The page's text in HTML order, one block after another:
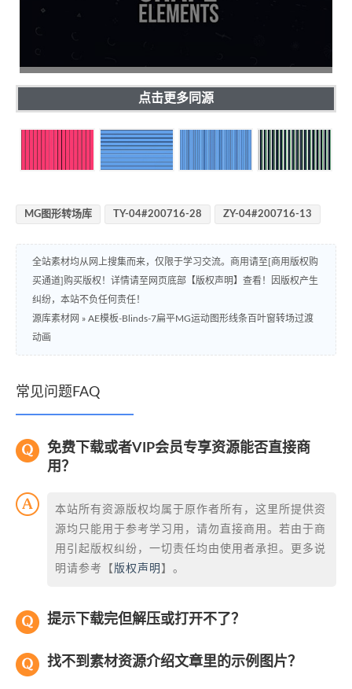
点击更多同源
MG图形转场库 TY-04#200716-28 ZY-04#200716-13
全站素材均从网上搜集而来，仅限于学习交流。商用请至[商用版权购
买通道]购买版权！详情请至网页底部【版权声明】查看！因版权产生
纠纷，本站不负任何责任！
源库素材网 » AE模板-Blinds-7扁平MG运动图形线条百叶窗转场过渡
动画
常见问题FAQ
免费下载或者VIP会员专享资源能否直接商
用？
本站所有资源版权均属于原作者所有，这里所提供资
源均只能用于参考学习用，请勿直接商用。若由于商
用引起版权纠纷，一切责任均由使用者承担。更多说
明请参考【 版权声明 】。
提示下载完但解压或打开不了？
找不到素材资源介绍文章里的示例图片？